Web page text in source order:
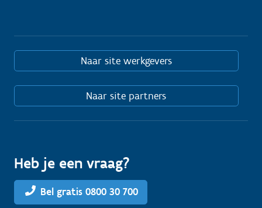
Naar site werkgevers
Naar site partners
Heb je een vraag?
Bel gratis 0800 30 700